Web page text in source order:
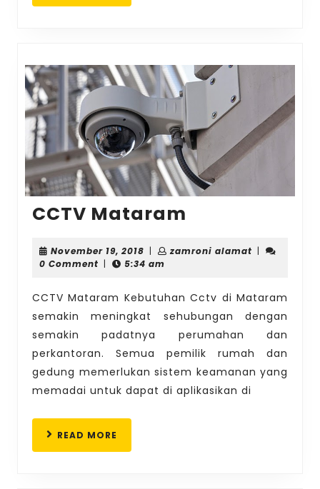
CCTV Mataram
November 19, 2018 November
19,
| zamroni alamatzamroni
|
0 Comment | 5:34 am
CCTV Mataram Kebutuhan Cctv di Mataram
semakin meningkat sehubungan dengan
semakin padatnya perumahan dan
perkantoran. Semua pemilik rumah dan
gedung memerlukan sistem keamanan yang
memadai untuk dapat di aplikasikan di
READ MORE